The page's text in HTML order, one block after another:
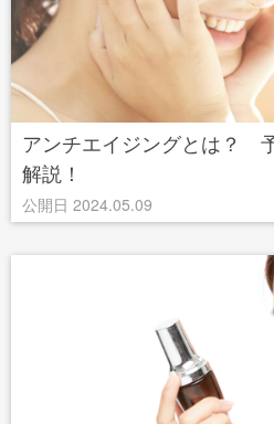
アンチエイジングとは？
解説！
公開日 2024.05.09